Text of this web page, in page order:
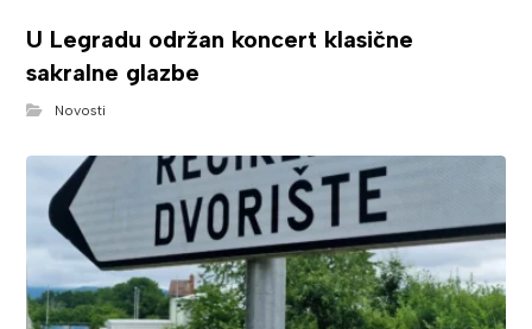
U Legradu održan koncert klasične
sakralne glazbe
Novosti